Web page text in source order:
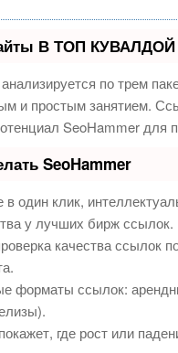
В ТОП КУВАЛДОЙ
по трем
и простым занятием.
SeoHammer для
SeoHammer
один клик,
у лучших бирж ссылок.
качества ссылок
форматы ссылок:
где рост или